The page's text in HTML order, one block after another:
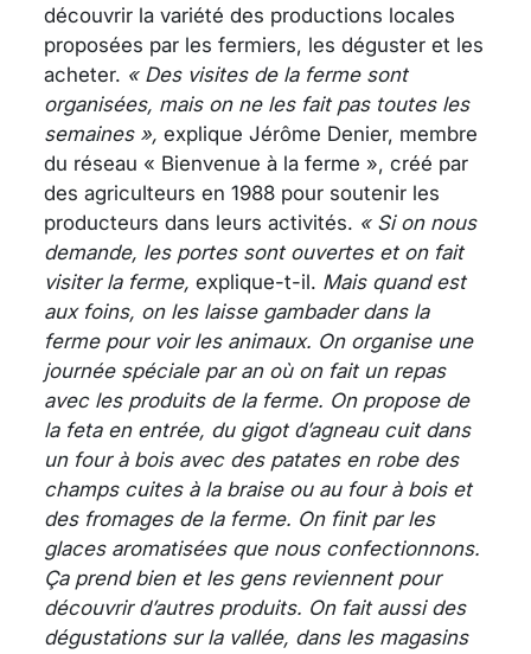
découvrir la variété des productions locales
proposées par les fermiers, les déguster et les
acheter. « Des visites de la ferme sont
organisées, mais on ne les fait pas toutes les
semaines », explique Jérôme Denier, membre
du réseau « Bienvenue à la ferme », créé par
des agriculteurs en 1988 pour soutenir les
producteurs dans leurs activités. « Si on nous
demande, les portes sont ouvertes et on fait
visiter la ferme, explique-t-il. Mais quand est
aux foins, on les laisse gambader dans la
ferme pour voir les animaux. On organise une
journée spéciale par an où on fait un repas
avec les produits de la ferme. On propose de
la feta en entrée, du gigot d’agneau cuit dans
un four à bois avec des patates en robe des
champs cuites à la braise ou au four à bois et
des fromages de la ferme. On finit par les
glaces aromatisées que nous confectionnons.
Ça prend bien et les gens reviennent pour
découvrir d’autres produits. On fait aussi des
dégustations sur la vallée, dans les magasins